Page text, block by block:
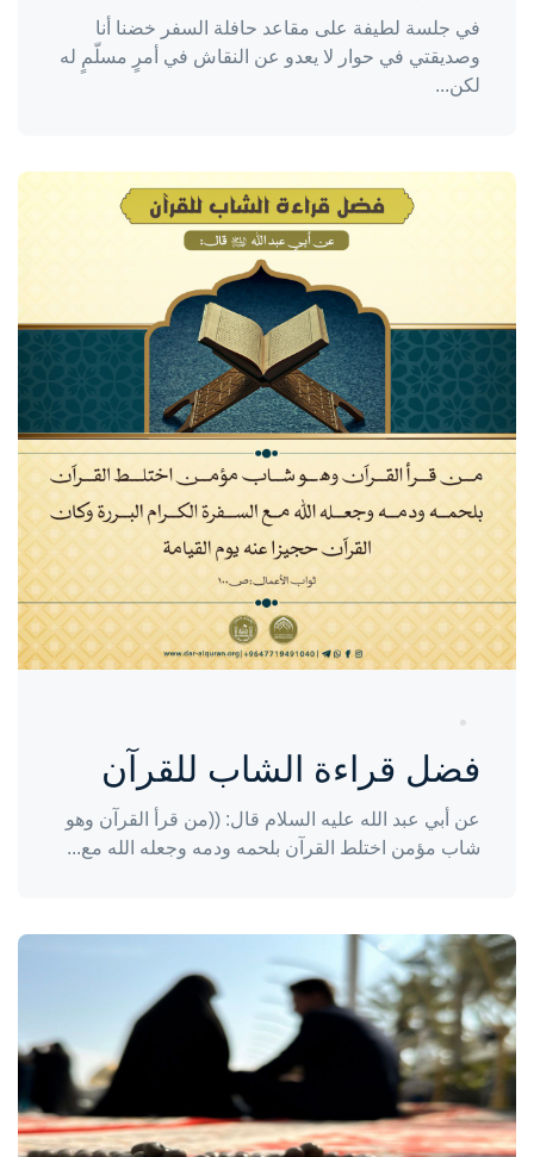
في جلسة لطيفة على مقاعد حافلة السفر خضنا أنا
وصديقتي في حوار لا يعدو عن النقاش في أمرٍ مسلّمٍ له
لكن...
واحة المرأة
منذ 4 سنوات
فضل قراءة الشاب للقرآن
عن أبي عبد الله عليه السلام قال: ((من قرأ القرآن وهو
شاب مؤمن اختلط القرآن بلحمه ودمه وجعله الله مع...
واحة المرأة
منذ 3 سنوات